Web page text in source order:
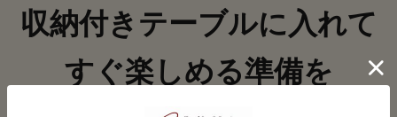
収納付きテーブルに入れて
すぐ楽しめる準備を